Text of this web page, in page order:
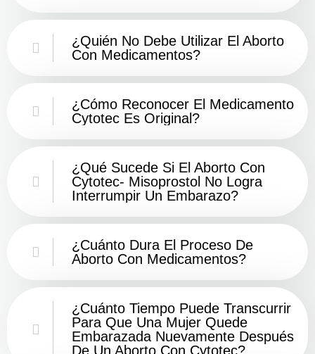
¿Quién No Debe Utilizar El Aborto
Con Medicamentos?
¿Cómo Reconocer El Medicamento
Cytotec Es Original?
¿Qué Sucede Si El Aborto Con
Cytotec- Misoprostol No Logra
Interrumpir Un Embarazo?
¿Cuánto Dura El Proceso De
Aborto Con Medicamentos?
¿Cuánto Tiempo Puede Transcurrir
Para Que Una Mujer Quede
Embarazada Nuevamente Después
De Un Aborto Con Cytotec?